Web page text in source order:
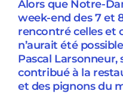
Alors que Notre-
week-end des 7 et
rencontré celles et
n’aurait été
Pascal Larsonneur,
contribué à la
et des pignons du